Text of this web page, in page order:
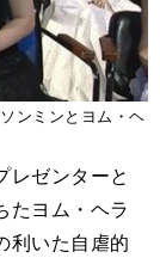
ンミンとヨム・ヘ
レゼンターと
たヨム・ヘラ
利いた自虐的